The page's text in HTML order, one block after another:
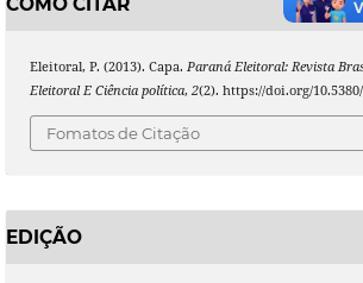
Eleitoral, P. (2013). Capa. Paraná Eleitoral: Revista
Eleitoral E Ciência política, 2(2). https://doi.org/
Fomatos de Citação
EDIÇÃO